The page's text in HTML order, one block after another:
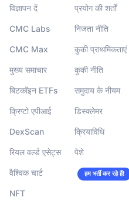
विज्ञापन दें
CMC Labs
CMC Max
मुख्य समाचार
बिटकॉइन ETFs
क्रिप्टो एपीआई
DexScan
रियल वर्ल्ड एसेट्स
वैश्विक चार्ट
NFT
प्रयोग की शर्तों
निजता नीति
कुकी प्राथमिकताएं
कुकी नीति
समुदाय के नीयम
डिस्क्लेमर
क्रियाविधि
पेशे
हम भर्ती कर रहे हैं!